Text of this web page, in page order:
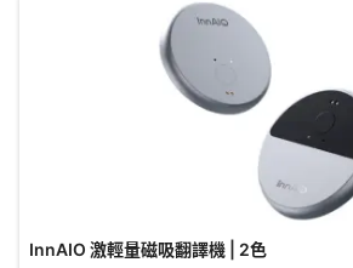
InnAIO 激輕量磁吸翻譯機 | 2色